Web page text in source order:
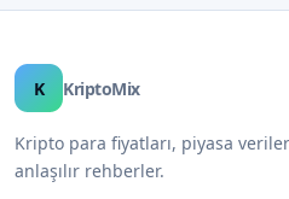
K KriptoMix
Kripto para fiyatları, piyasa
anlaşılır rehberler.